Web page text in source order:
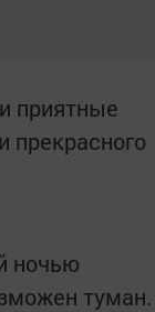
приятные
ночью
туман.